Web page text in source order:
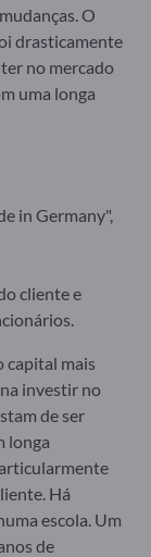
O
drasticamente
no mercado
uma longa
in Germany",
cliente e
capital mais
investir no
de ser
longa
Há
escola. Um
de